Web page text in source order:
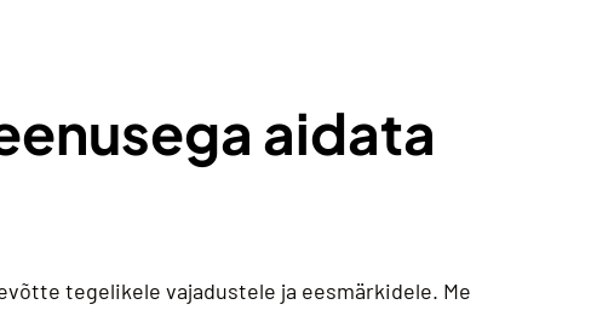
aidata
tegelikele vajadustele ja eesmärkidele. Me